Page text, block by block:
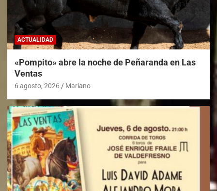
ACTUALIDAD
«Pompito» abre la noche de Peñaranda en Las
Ventas
6 agosto, 2026 Mariano